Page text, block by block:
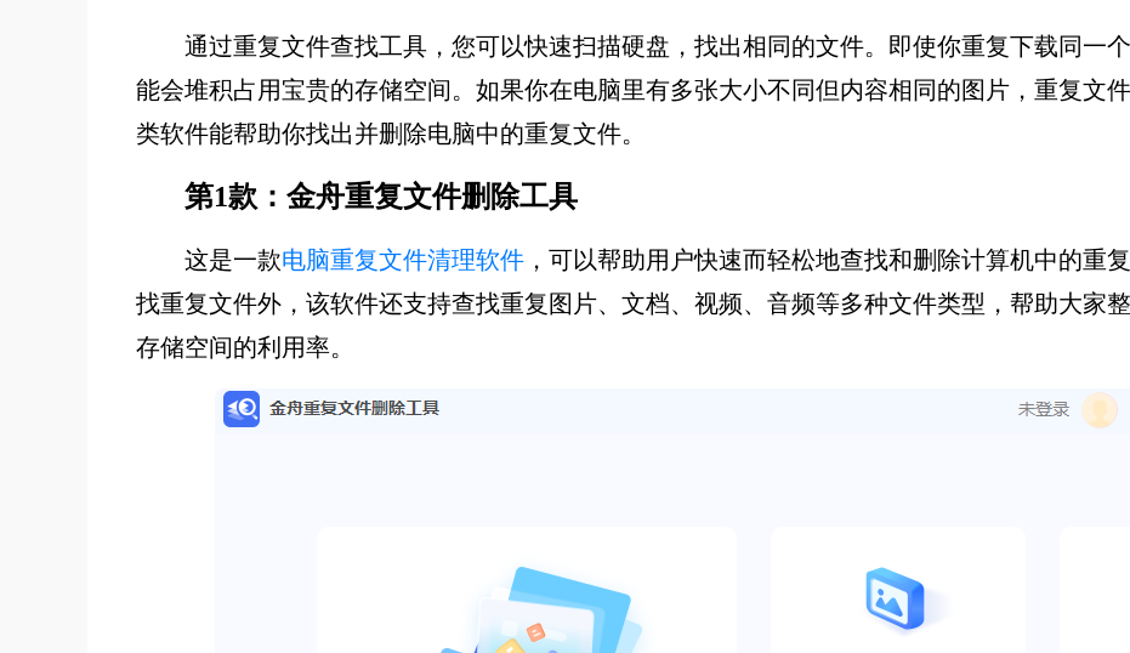
通过重复文件查找工具，您可以快速扫描硬盘，找出相同的文件。即使你重复下载同一
能会堆积占用宝贵的存储空间。如果你在电脑里有多张大小不同但内容相同的图片，重复文
类软件能帮助你找出并删除电脑中的重复文件。
第1款：金舟重复文件删除工具
这是一款电脑重复文件清理软件 ，可以帮助用户快速而轻松地查找和删除计算机中的重
找重复文件外，该软件还支持查找重复图片、文档、视频、音频等多种文件类型，帮助大家
存储空间的利用率。